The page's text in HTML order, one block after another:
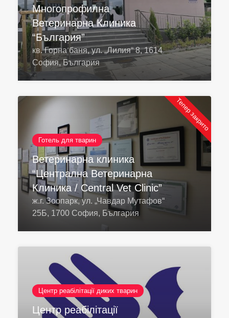
Многопрофилна
Ветеринарна Клиника
“България”
кв. Горна баня, ул. „Лилия“ 8, 1614
София, България
Тепер закрито
Готель для тварин
Ветеринарна клиника
“Централна Ветеринарна
Клиника / Central Vet Clinic”
ж.г. Зоопарк, ул. „Чавдар Мутафов“
25Б, 1700 София, България
Центр реабілітації диких тварин
Центр реабілітації